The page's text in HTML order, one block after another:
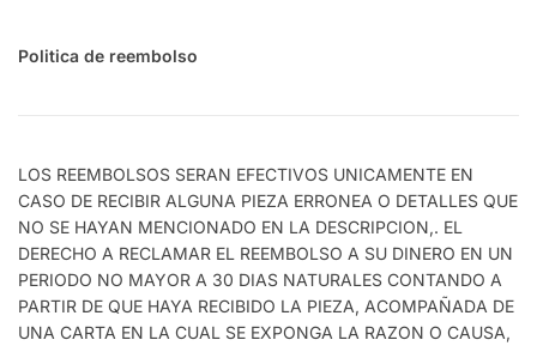
Politica de reembolso
LOS REEMBOLSOS SERAN EFECTIVOS UNICAMENTE EN
CASO DE RECIBIR ALGUNA PIEZA ERRONEA O DETALLES QUE
NO SE HAYAN MENCIONADO EN LA DESCRIPCION,. EL
DERECHO A RECLAMAR EL REEMBOLSO A SU DINERO EN UN
PERIODO NO MAYOR A 30 DIAS NATURALES CONTANDO A
PARTIR DE QUE HAYA RECIBIDO LA PIEZA, ACOMPAÑADA DE
UNA CARTA EN LA CUAL SE EXPONGA LA RAZON O CAUSA,